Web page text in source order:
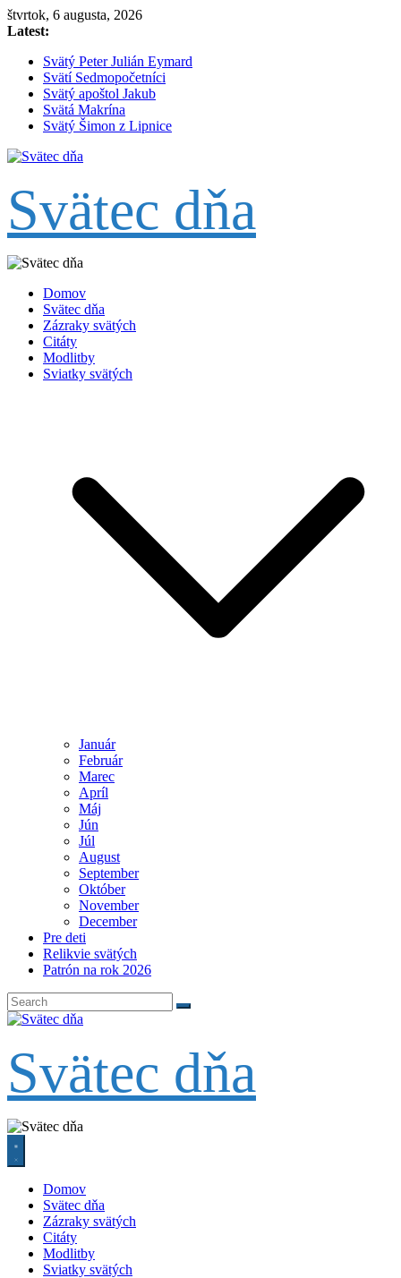
Skip
to
štvrtok, 6 augusta, 2026
Latest:
Svätý Peter Julián Eymard
Svätí Sedmopočetníci
Svätý apoštol Jakub
Svätá Makrína
Svätý Šimon z Lipnice
Svätec dňa
Domov
Svätec dňa
Zázraky svätých
Citáty
Modlitby
Sviatky svätých
Január
Február
Marec
Apríl
Máj
Jún
Júl
August
September
Október
November
December
Pre deti
Relikvie svätých
Patrón na rok 2026
Svätec dňa
Domov
Svätec dňa
Zázraky svätých
Citáty
Modlitby
Sviatky svätých